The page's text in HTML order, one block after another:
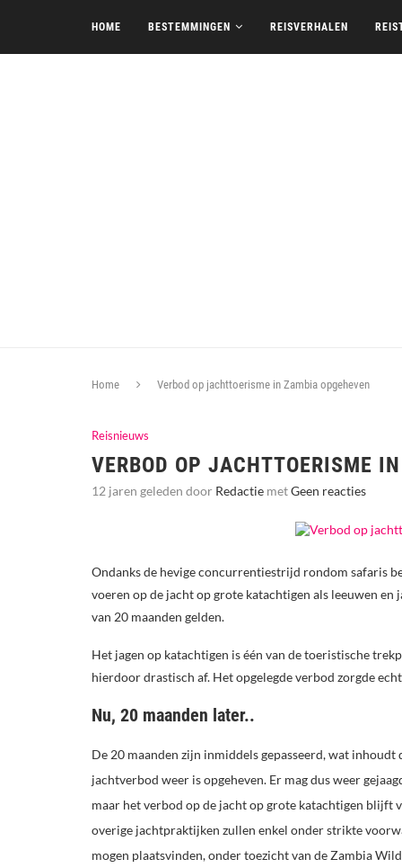
HOME BESTEMMINGEN REISVERHALEN
Home Verbod op jachttoerisme in Zambia opgeheven
Reisnieuws
VERBOD OP JACHTTOERISME
12 jaren geleden door Redactie metGeen reacties
Ondanks de hevige concurrentiestrijd rondom safaris
voeren op de jacht op grote katachtigen als leeuwen
van 20 maanden gelden.
Het jagen op katachtigen is één van de toeristische
hierdoor drastisch af. Het opgelegde verbod zorgde
Nu, 20 maanden later..
De 20 maanden zijn inmiddels gepasseerd, wat inhoudt
jachtverbod weer is opgeheven. Er mag dus weer
maar het verbod op de jacht op grote katachtigen blijft
overige jachtpraktijken zullen enkel onder strikte
mogen plaatsvinden, onder toezicht van de Zambia